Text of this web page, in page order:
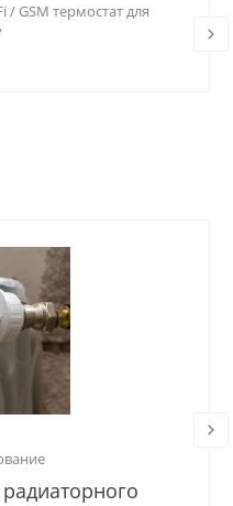
/ GSM термостат для